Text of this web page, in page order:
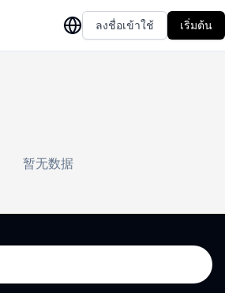
ลงชื่อเข้าใช้ เริ่มต้น
暂无数据